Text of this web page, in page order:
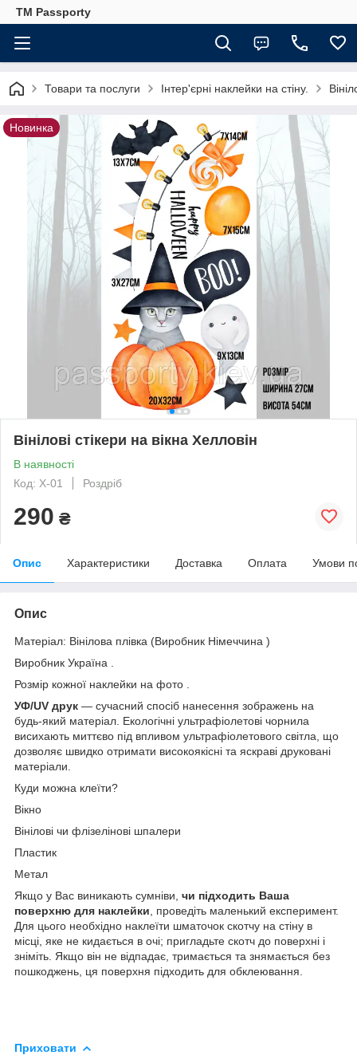
TM Passporty
Товари та послуги Інтер'єрні наклейки на стіну.
Новинка
Вінілові стікери на вікна Хелловін
В наявності
Код: Х-01
Роздріб
290 ₴
Опис Характеристики Доставка Оплата Умови
Опис
Матеріал: Вінілова плівка (Виробник Німеччина )
Виробник Україна .
Розмір кожної наклейки на фото .
УФ/UV друк — сучасний спосіб нанесення зображень на
будь-який матеріал. Екологічні ультрафіолетові чорнила
висихають миттєво під впливом ультрафіолетового світла, що
дозволяє швидко отримати високоякісні та яскраві друковані
матеріали.
Куди можна клеїти?
Вікно
Вінілові чи флізелінові шпалери
Пластик
Метал
Якщо у Вас виникають сумніви, чи підходить Ваша
поверхню для наклейки , проведіть маленький експеримент.
Для цього необхідно наклеїти шматочок скотчу на стіну в
місці, яке не кидається в очі; пригладьте скотч до поверхні і
зніміть. Якщо він не відпадає, тримається та знямається без
пошкоджень, ця поверхня підходить для обклеювання.
Приховати